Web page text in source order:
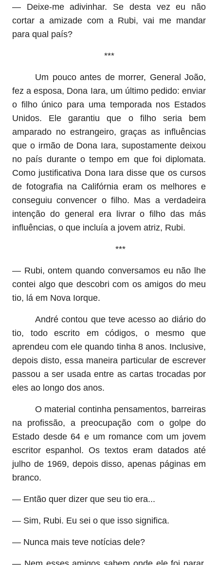
— Deixe-me adivinhar. Se desta vez eu não
cortar a amizade com a Rubi, vai me mandar
para qual país?
***
Um pouco antes de morrer, General João,
fez a esposa, Dona Iara, um último pedido: enviar
o filho único para uma temporada nos Estados
Unidos. Ele garantiu que o filho seria bem
amparado no estrangeiro, graças as influências
que o irmão de Dona Iara, supostamente deixou
no país durante o tempo em que foi diplomata.
Como justificativa Dona Iara disse que os cursos
de fotografia na Califórnia eram os melhores e
conseguiu convencer o filho. Mas a verdadeira
intenção do general era livrar o filho das más
influências, o que incluía a jovem atriz, Rubi.
***
— Rubi, ontem quando conversamos eu não lhe
contei algo que descobri com os amigos do meu
tio, lá em Nova Iorque.
André contou que teve acesso ao diário do
tio, todo escrito em códigos, o mesmo que
aprendeu com ele quando tinha 8 anos. Inclusive,
depois disto, essa maneira particular de escrever
passou a ser usada entre as cartas trocadas por
eles ao longo dos anos.
O material continha pensamentos, barreiras
na profissão, a preocupação com o golpe do
Estado desde 64 e um romance com um jovem
escritor espanhol. Os textos eram datados até
julho de 1969, depois disso, apenas páginas em
branco.
— Então quer dizer que seu tio era...
— Sim, Rubi. Eu sei o que isso significa.
— Nunca mais teve notícias dele?